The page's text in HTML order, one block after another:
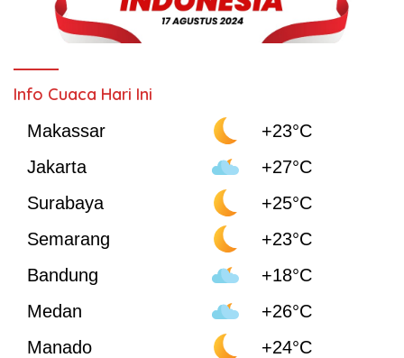
Info Cuaca Hari Ini
Makassar
+23°C
Jakarta
+27°C
Surabaya
+25°C
Semarang
+23°C
Bandung
+18°C
Medan
+26°C
Manado
+24°C